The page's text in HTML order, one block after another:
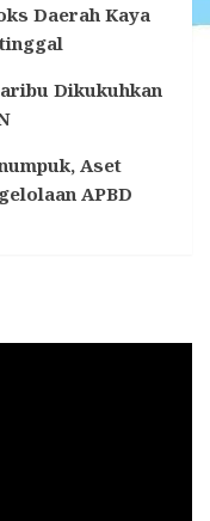
Daerah Kaya
Dikukuhkan
Aset
APBD